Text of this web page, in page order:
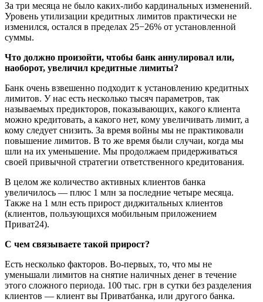
За три месяца не было каких-либо кардинальных изменений.
Уровень утилизации кредитных лимитов практически не
изменился, остался в пределах 25−26% от установленной
суммы.
Что должно произойти, чтобы банк аннулировал или,
наоборот, увеличил кредитные лимиты?
Банк очень взвешенно подходит к установлению кредитных
лимитов. У нас есть несколько тысяч параметров, так
называемых предикторов, показывающих, какого клиента
можно кредитовать, а какого нет, кому увеличивать лимит, а
кому следует снизить. За время войны мы не практиковали
повышение лимитов. В то же время были случаи, когда мы
шли на их уменьшение. Мы продолжаем придерживаться
своей привычной стратегии ответственного кредитования.
В целом же количество активных клиентов банка
увеличилось — плюс 1 млн за последние четыре месяца.
Также на 1 млн есть прирост диджитальных клиентов
(клиентов, пользующихся мобильным приложением
Приват24).
С чем связываете такой прирост?
Есть несколько факторов. Во-первых, то, что мы не
уменьшали лимитов на снятие наличных денег в течение
этого сложного периода. 100 тыс. грн в сутки без разделения
клиентов — клиент вы Приватбанка, или другого банка.